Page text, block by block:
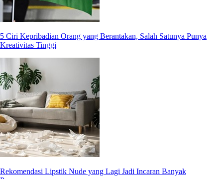
5 Ciri Kepribadian Orang yang Berantakan, Salah Satunya Punya
Kreativitas Tinggi
Rekomendasi Lipstik Nude yang Lagi Jadi Incaran Banyak